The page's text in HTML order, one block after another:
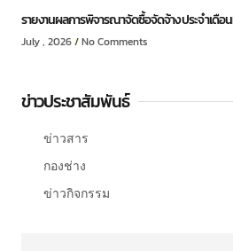
รายงานผลการพิจารณาจัดซื้อจัดจ้าง ประจำเดื
July , 2026 No Comments
ข่าวประชาสัมพันธ์
ข่าวสาร
กองช่าง
ข่าวกิจกรรม